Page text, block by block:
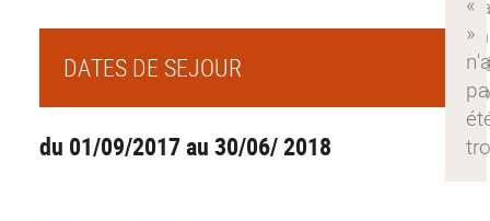
DATES DE SEJOUR
du 01/09/2017 au 30/06/ 2018